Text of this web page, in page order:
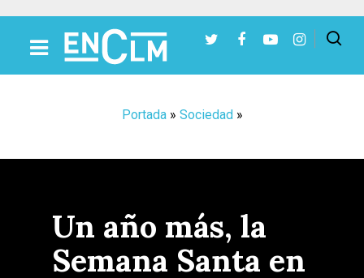
Portada» Sociedad»
Un año más, la
Semana Santa en